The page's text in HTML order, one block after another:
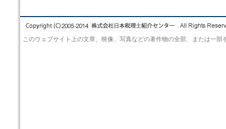
このウェブサイト上の文章、映像、写真などの著作物の全部、または一